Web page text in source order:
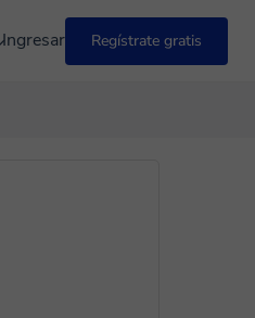
Ingresar Regístrate gratis